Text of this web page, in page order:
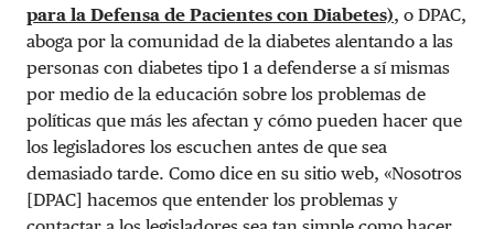
para la Defensa de Pacientes con Diabetes), o DPAC,
aboga por la comunidad de la diabetes alentando a las
personas con diabetes tipo 1 a defenderse a sí mismas
por medio de la educación sobre los problemas de
políticas que más les afectan y cómo pueden hacer que
los legisladores los escuchen antes de que sea
demasiado tarde. Como dice en su sitio web, «Nosotros
[DPAC] hacemos que entender los problemas y